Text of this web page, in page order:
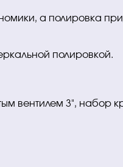
а полировка
полировкой.
вентилем 3", набор